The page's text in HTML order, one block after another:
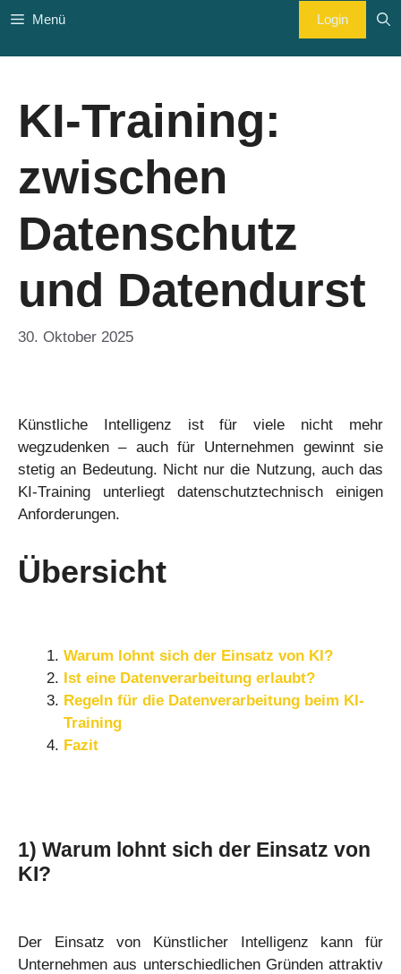
Zum
springen
Menü Login
KI-Training:
zwischen
Datenschutz
und Datendurst
30. Oktober 2025
Künstliche Intelligenz ist für viele nicht mehr
wegzudenken – auch für Unternehmen gewinnt sie
stetig an Bedeutung. Nicht nur die Nutzung, auch das
KI-Training unterliegt datenschutztechnisch einigen
Anforderungen.
Übersicht
Warum lohnt sich der Einsatz von KI?
Ist eine Datenverarbeitung erlaubt?
Regeln für die Datenverarbeitung beim KI-
Training
Fazit
1) Warum lohnt sich der Einsatz von
KI?
Der Einsatz von Künstlicher Intelligenz kann für
Unternehmen aus unterschiedlichen Gründen attraktiv